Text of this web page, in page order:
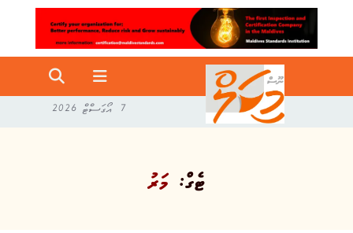
7 އޯގަސްޓް 2026
ޓެގް: މަރު